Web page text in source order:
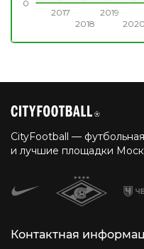
2017
2018
2019
2020
0
CityFootball —
и лучшие площадки
Контактная